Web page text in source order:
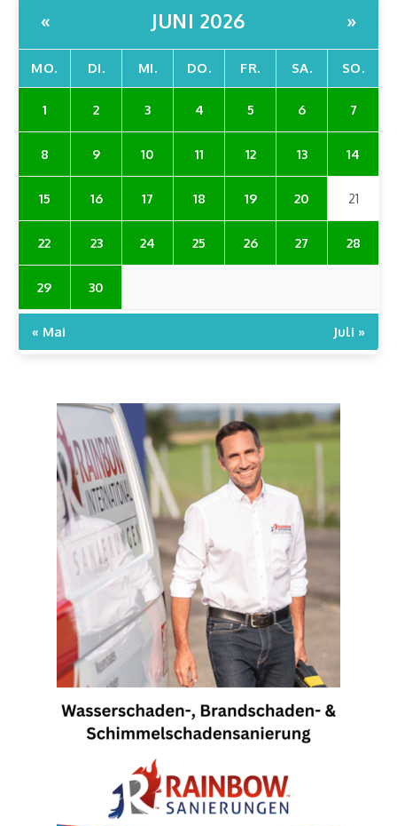
« JUNI 2026 »
MO. DI. MI. DO. FR. SA. SO.
1 2 3 4 5 6 7
8 9 10 11 12 13 14
15 16 17 18 19 20 21
22 23 24 25 26 27 28
29 30
« Mai Juli »